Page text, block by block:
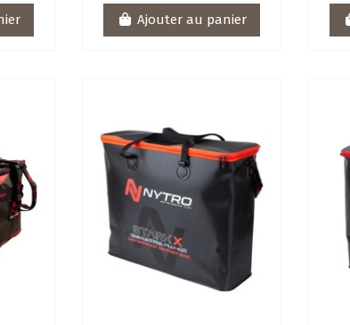
Ajouter au panier